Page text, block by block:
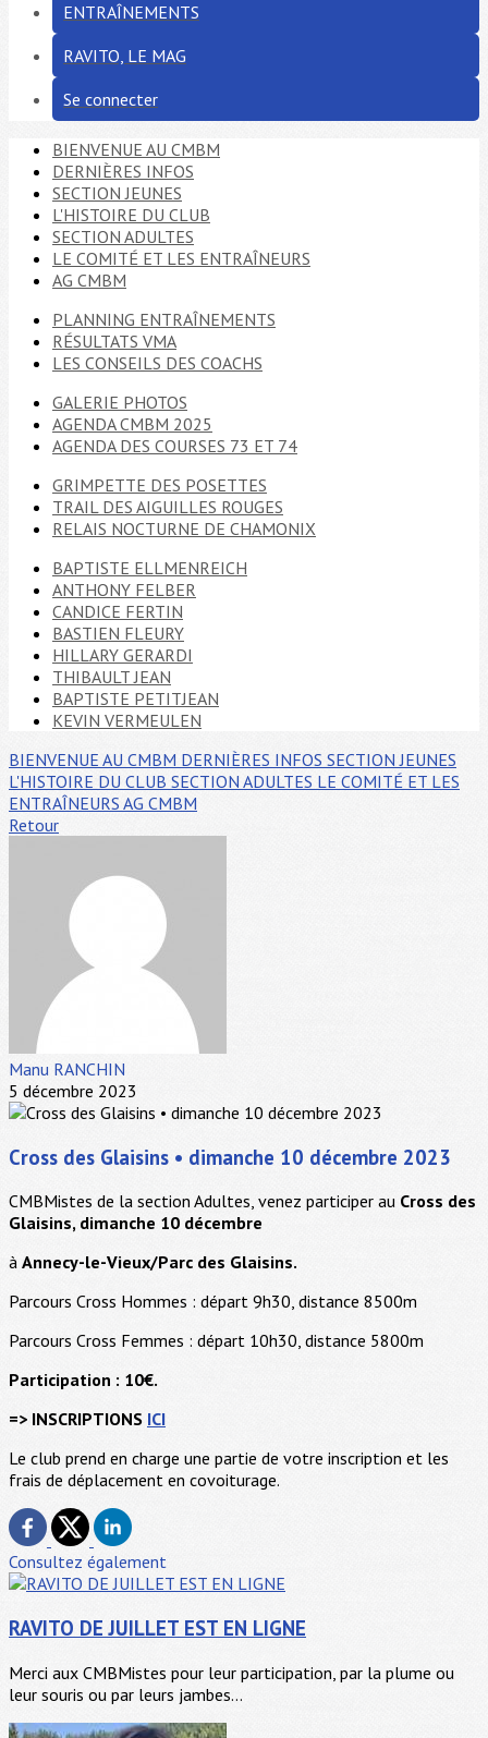
ENTRAÎNEMENTS
RAVITO, LE MAG
Se connecter
BIENVENUE AU CMBM
DERNIÈRES INFOS
SECTION JEUNES
L'HISTOIRE DU CLUB
SECTION ADULTES
LE COMITÉ ET LES ENTRAÎNEURS
AG CMBM
PLANNING ENTRAÎNEMENTS
RÉSULTATS VMA
LES CONSEILS DES COACHS
GALERIE PHOTOS
AGENDA CMBM 2025
AGENDA DES COURSES 73 ET 74
GRIMPETTE DES POSETTES
TRAIL DES AIGUILLES ROUGES
RELAIS NOCTURNE DE CHAMONIX
BAPTISTE ELLMENREICH
ANTHONY FELBER
CANDICE FERTIN
BASTIEN FLEURY
HILLARY GERARDI
THIBAULT JEAN
BAPTISTE PETITJEAN
KEVIN VERMEULEN
BIENVENUE AU CMBM DERNIÈRES INFOS SECTION JEUNES
L'HISTOIRE DU CLUB SECTION ADULTES LE COMITÉ ET LES
ENTRAÎNEURS AG CMBM
Retour
Manu RANCHIN
5 décembre 2023
Cross des Glaisins • dimanche 10 décembre 2023
CMBMistes de la section Adultes, venez participer au Cross des
Glaisins, dimanche 10 décembre
à Annecy-le-Vieux/Parc des Glaisins.
Parcours Cross Hommes : départ 9h30, distance 8500m
Parcours Cross Femmes : départ 10h30, distance 5800m
Participation : 10€.
=> INSCRIPTIONS ICI
Le club prend en charge une partie de votre inscription et les
frais de déplacement en covoiturage.
Consultez également
RAVITO DE JUILLET EST EN LIGNE
Merci aux CMBMistes pour leur participation, par la plume ou
leur souris ou par leurs jambes...